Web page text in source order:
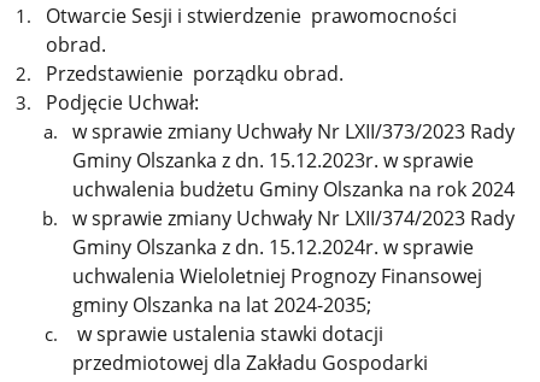
Otwarcie Sesji i stwierdzenie prawomocności
obrad.
Przedstawienie porządku obrad.
Podjęcie Uchwał:
w sprawie zmiany Uchwały Nr LXII/373/2023 Rady
Gminy Olszanka z dn. 15.12.2023r. w sprawie
uchwalenia budżetu Gminy Olszanka na rok 2024
w sprawie zmiany Uchwały Nr LXII/374/2023 Rady
Gminy Olszanka z dn. 15.12.2024r. w sprawie
uchwalenia Wieloletniej Prognozy Finansowej
gminy Olszanka na lat 2024-2035;
w sprawie ustalenia stawki dotacji
przedmiotowej dla Zakładu Gospodarki